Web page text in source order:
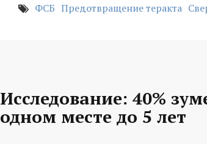
ФСБ Предотвращение теракта
Исследование: 40%
одном месте до 5 лет